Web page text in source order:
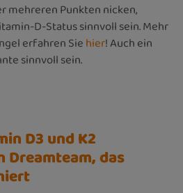
mehreren Punkten nicken,
D-Status sinnvoll sein. Mehr
erfahren Siehier! Auch ein
sinnvoll sein.
D3 und K2
Dreamteam, das